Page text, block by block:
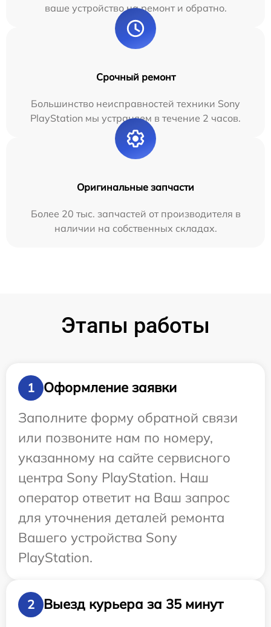
ваше устройство на ремонт и обратно.
Срочный ремонт
Большинство неисправностей техники Sony
PlayStation мы устраняем в течение 2 часов.
Оригинальные запчасти
Более 20 тыс. запчастей от производителя в
наличии на собственных складах.
Этапы работы
1
Оформление заявки
Заполните форму обратной связи
или позвоните нам по номеру,
указанному на сайте сервисного
центра Sony PlayStation. Наш
оператор ответит на Ваш запрос
для уточнения деталей ремонта
Вашего устройства Sony
PlayStation.
2
Выезд курьера за 35 минут